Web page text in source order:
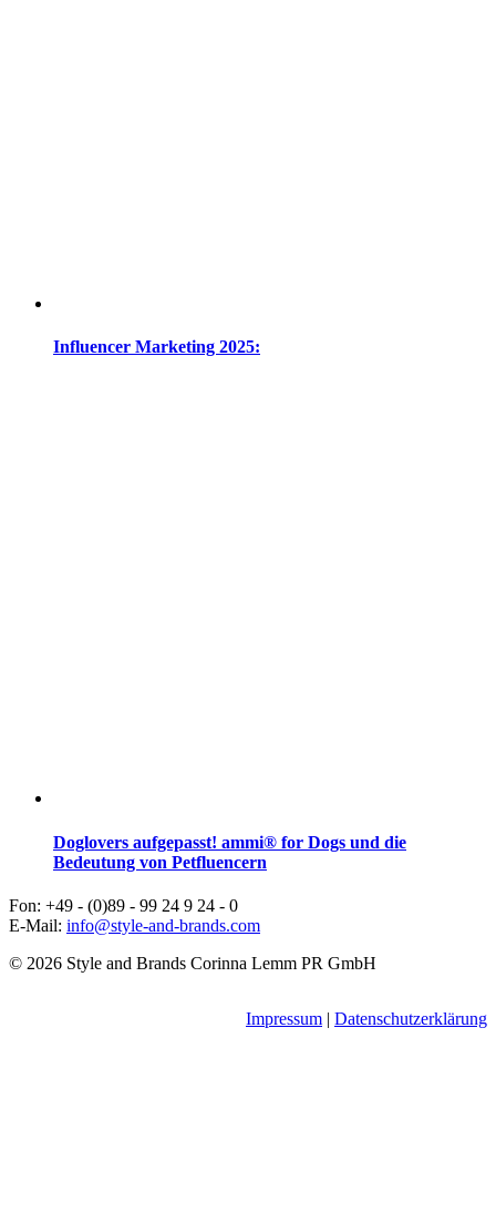
Influencer Marketing 2025:
Doglovers aufgepasst! ammi® for Dogs und die
Bedeutung von Petfluencern
Fon: +49 - (0)89 - 99 24 9 24 - 0
E-Mail: info@style-and-brands.com
© 2026 Style and Brands Corinna Lemm PR GmbH
Impressum | Datenschutzerklärung